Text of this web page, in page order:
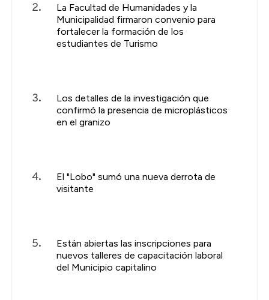
La Facultad de Humanidades y la
Municipalidad firmaron convenio para
fortalecer la formación de los
estudiantes de Turismo
Los detalles de la investigación que
confirmó la presencia de microplásticos
en el granizo
El "Lobo" sumó una nueva derrota de
visitante
Están abiertas las inscripciones para
nuevos talleres de capacitación laboral
del Municipio capitalino